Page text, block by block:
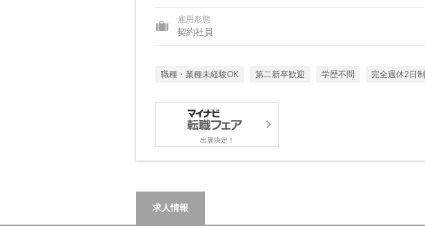
雇用形態
契約社員
職種・業種未経験OK 第二新卒歓迎 学歴不問 完全週休2日制
出展決定！
求人情報